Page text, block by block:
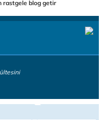
rastgele blog getir